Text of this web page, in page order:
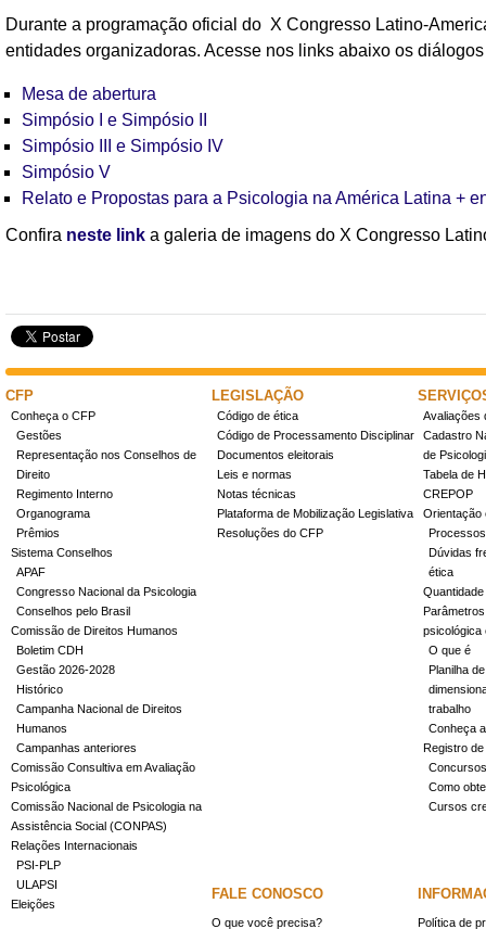
Durante a programação oficial do X Congresso Latino-
entidades organizadoras. Acesse nos links abaixo os
Mesa de abertura
Simpósio I e Simpósio II
Simpósio III e Simpósio IV
Simpósio V
Relato e Propostas para a Psicologia na América Latina +
Confira neste link a galeria de imagens do X Congresso
CFP
Conheça o CFP
Gestões
Representação nos Conselhos de
Direito
Regimento Interno
Organograma
Prêmios
Sistema Conselhos
APAF
Congresso Nacional da Psicologia
Conselhos pelo Brasil
Comissão de Direitos Humanos
Boletim CDH
Gestão 2026-2028
Histórico
Campanha Nacional de Direitos
Humanos
Campanhas anteriores
Comissão Consultiva em Avaliação
Psicológica
Comissão Nacional de Psicologia na
Assistência Social (CONPAS)
Relações Internacionais
PSI-PLP
ULAPSI
Eleições
LEGISLAÇÃO
Código de ética
Código de Processamento Disciplinar
Documentos eleitorais
Leis e normas
Notas técnicas
Plataforma de Mobilização Legislativa
Resoluções do CFP
Avaliações
Cadastro
de
Tabela de
CREPOP
Orientação
Dúvidas
ética
psicológica
O que é
Planilha
trabalho
Conheça
Registro
Concursos
Como
Cursos
FALE CONOSCO
O que você precisa? Política de